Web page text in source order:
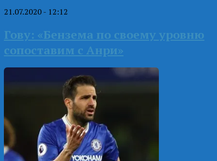
21.07.2020 - 12:12
Гову: «Бензема по своему уровню
сопоставим с Анри»